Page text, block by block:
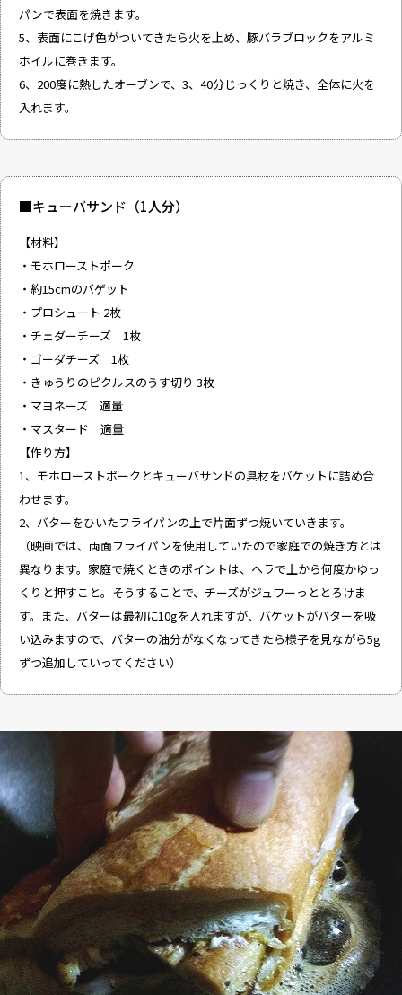
パンで表面を焼きます。
5、表面にこげ色がついてきたら火を止め、豚バラブロックをアルミ
ホイルに巻きます。
6、200度に熱したオーブンで、3、40分じっくりと焼き、全体に火を
入れます。
■キューバサンド（1人分）
【材料】
・モホローストポーク
・約15cmのバゲット
・プロシュート 2枚
・チェダーチーズ 1枚
・ゴーダチーズ 1枚
・きゅうりのピクルスのうす切り 3枚
・マヨネーズ 適量
・マスタード 適量
【作り方】
1、モホローストポークとキューバサンドの具材をバケットに詰め合
わせます。
2、バターをひいたフライパンの上で片面ずつ焼いていきます。
（映画では、両面フライパンを使用していたので家庭での焼き方とは
異なります。家庭で焼くときのポイントは、ヘラで上から何度かゆっ
くりと押すこと。そうすることで、チーズがジュワーっととろけま
す。また、バターは最初に10gを入れますが、バケットがバターを吸
い込みますので、バターの油分がなくなってきたら様子を見ながら5g
ずつ追加していってください）